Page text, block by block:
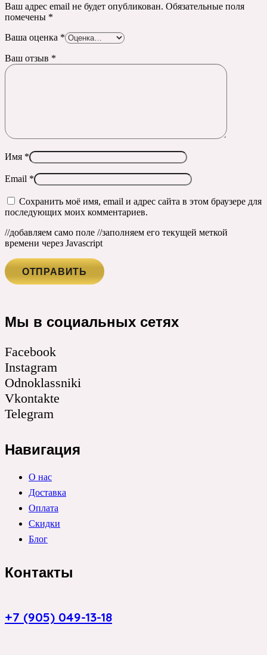
Ваш адрес email не будет опубликован. Обязательные поля
помечены *
Ваша оценка *
Ваш отзыв *
Имя *
Email *
Сохранить моё имя, email и адрес сайта в этом браузере для
последующих моих комментариев.
//добавляем само поле //заполняем его текущей меткой
времени через Javascript
Мы в социальных сетях
Facebook
Instagram
Odnoklassniki
Vkontakte
Telegram
Навигация
О нас
Доставка
Оплата
Скидки
Блог
Контакты
+7 (905) 049-13-18